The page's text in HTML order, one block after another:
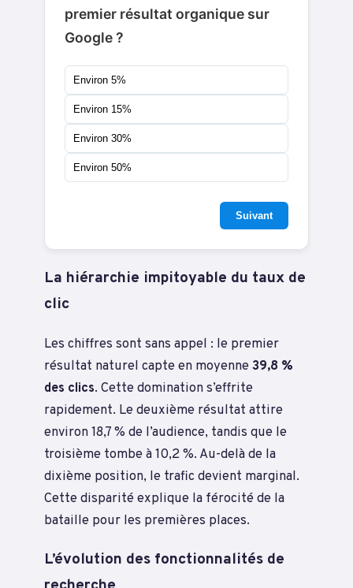
premier résultat organique sur
Google ?
Environ 5%
Environ 15%
Environ 30%
Environ 50%
Suivant
La hiérarchie impitoyable du taux de
clic
Les chiffres sont sans appel : le premier
résultat naturel capte en moyenne39,8 %
des clics. Cette domination s’effrite
rapidement. Le deuxième résultat attire
environ 18,7 % de l’audience, tandis que le
troisième tombe à 10,2 %. Au-delà de la
dixième position, le trafic devient marginal.
Cette disparité explique la férocité de la
bataille pour les premières places.
L’évolution des fonctionnalités de